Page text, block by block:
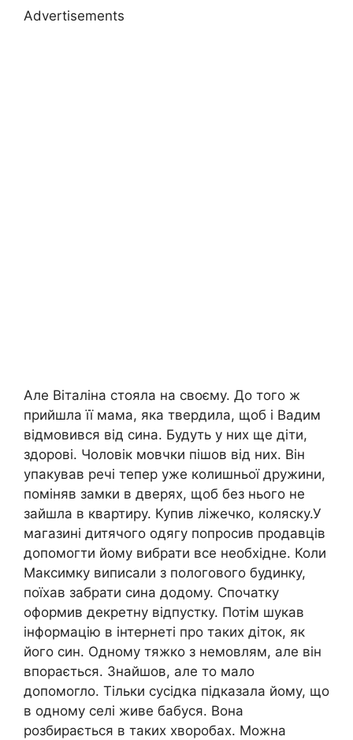
Advertisements
Але Віталіна стояла на своєму. До того ж
прийшла її мама, яка твердила, щоб і Вадим
відмовився від сина. Будуть у них ще діти,
здорові. Чоловік мовчки пішов від них. Він
упакував речі тепер уже колишньої дружини,
поміняв замки в дверях, щоб без нього не
зайшла в квартиру. Купив ліжечко, коляску.У
магазині дитячого одягу попросив продавців
допомогти йому вибрати все необхідне. Коли
Максимку виписали з пологового будинку,
поїхав забрати сина додому. Спочатку
оформив декретну відпустку. Потім шукав
інформацію в інтернеті про таких діток, як
його син. Одному тяжко з немовлям, але він
впорається. Знайшов, але то мало
допомогло. Тільки сусідка підказала йому, що
в одному селі живе бабуся. Вона
розбирається в таких хворобах. Можна